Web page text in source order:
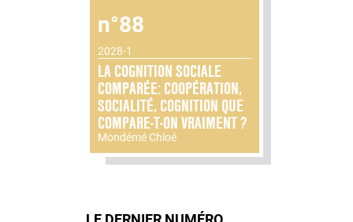
n°88
2028-1
LA COGNITION SOCIALE
COMPARÉE: COOPÉRATION,
SOCIALITÉ, COGNITION QUE
COMPARE-T-ON VRAIMENT ?
Mondémé Chloé